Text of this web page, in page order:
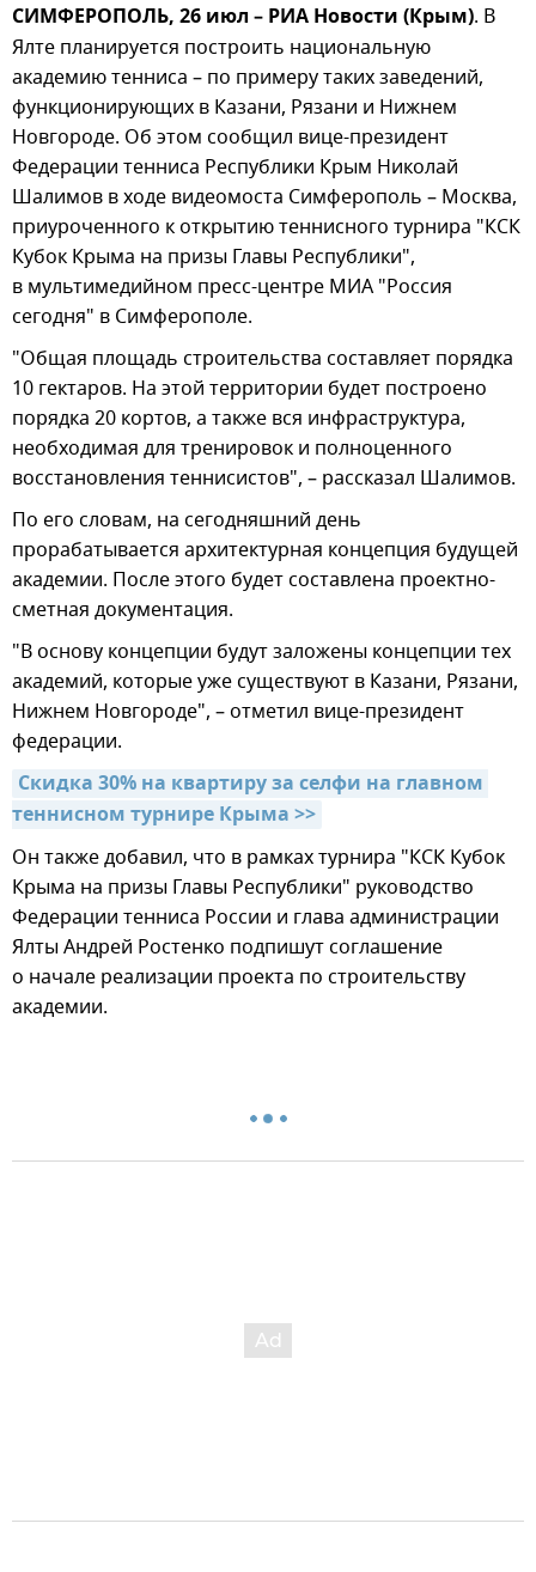
СИМФЕРОПОЛЬ, 26 июл – РИА Новости (Крым). В
Ялте планируется построить национальную
академию тенниса – по примеру таких заведений,
функционирующих в Казани, Рязани и Нижнем
Новгороде. Об этом сообщил вице-президент
Федерации тенниса Республики Крым Николай
Шалимов в ходе видеомоста Симферополь – Москва,
приуроченного к открытию теннисного турнира "КСК
Кубок Крыма на призы Главы Республики",
в мультимедийном пресс-центре МИА "Россия
сегодня" в Симферополе.
"Общая площадь строительства составляет порядка
10 гектаров. На этой территории будет построено
порядка 20 кортов, а также вся инфраструктура,
необходимая для тренировок и полноценного
восстановления теннисистов", – рассказал Шалимов.
По его словам, на сегодняшний день
прорабатывается архитектурная концепция будущей
академии. После этого будет составлена проектно-
сметная документация.
"В основу концепции будут заложены концепции тех
академий, которые уже существуют в Казани, Рязани,
Нижнем Новгороде", – отметил вице-президент
федерации.
Скидка 30% на квартиру за селфи на главном
теннисном турнире Крыма >>
Он также добавил, что в рамках турнира "КСК Кубок
Крыма на призы Главы Республики" руководство
Федерации тенниса России и глава администрации
Ялты Андрей Ростенко подпишут соглашение
о начале реализации проекта по строительству
академии.